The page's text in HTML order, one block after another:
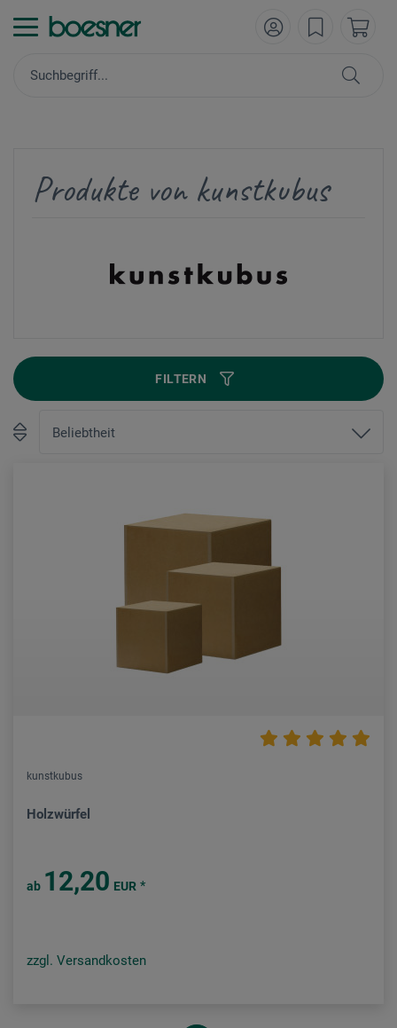
Produkte von kunstkubus
FILTERN
kunstkubus
Holzwürfel
ab 12,20 EUR *
zzgl. Versandkosten